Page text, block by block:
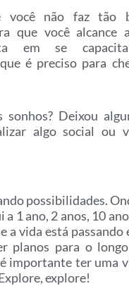
você não faz tão
que você alcance
em se
é preciso para
sonhos? Deixou
algo social ou
possibilidades.
1 ano, 2 anos, 10
a vida está passando
planos para o
importante ter uma
explore!